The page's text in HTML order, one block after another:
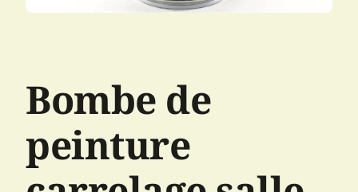
Bombe de
peinture